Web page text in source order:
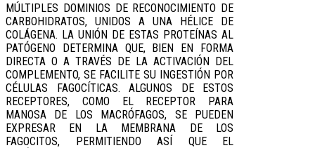
MÚLTIPLES DOMINIOS DE RECONOCIMIENTO DE
CARBOHIDRATOS, UNIDOS A UNA HÉLICE DE
COLÁGENA. LA UNIÓN DE ESTAS PROTEÍNAS AL
PATÓGENO DETERMINA QUE, BIEN EN FORMA
DIRECTA O A TRAVÉS DE LA ACTIVACIÓN DEL
COMPLEMENTO, SE FACILITE SU INGESTIÓN POR
CÉLULAS FAGOCÍTICAS. ALGUNOS DE ESTOS
RECEPTORES, COMO EL RECEPTOR PARA
MANOSA DE LOS MACRÓFAGOS, SE PUEDEN
EXPRESAR EN LA MEMBRANA DE LOS
FAGOCITOS, PERMITIENDO ASÍ QUE EL